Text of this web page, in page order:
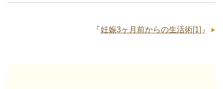
「 妊娠3ヶ月前からの生活術[1] 」